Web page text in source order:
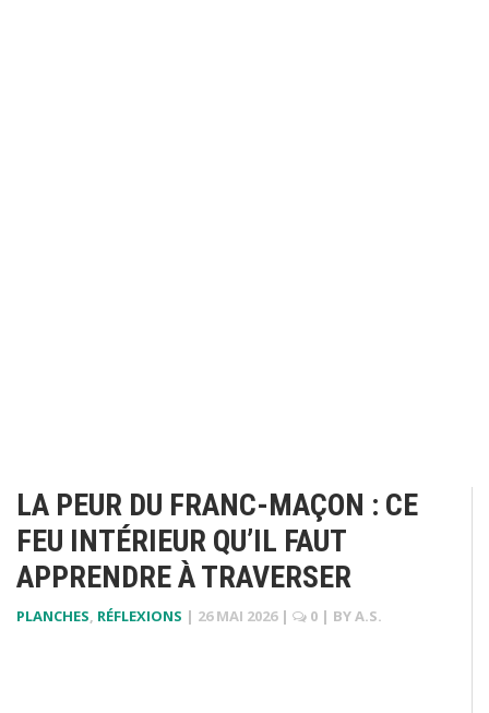
LA PEUR DU FRANC-MAÇON : CE
FEU INTÉRIEUR QU’IL FAUT
APPRENDRE À TRAVERSER
PLANCHES, RÉFLEXIONS | 26 MAI 2026 | 0 | BYA.S.